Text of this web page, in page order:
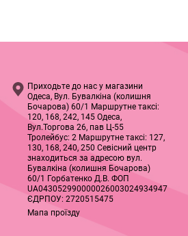
Приходьте до нас у магазини
Одеса, Вул. Бувалкіна (колишня
Бочарова) 60/1 Маршрутне таксі:
120, 168, 242, 145 Одеса,
Вул.Торгова 26, пав Ц-55
Тролейбус: 2 Маршрутне таксі: 127,
130, 168, 240, 250 Севісний центр
знаходиться за адресою вул.
Бувалкіна (колишня Бочарова)
60/1 Горбатенко Д.В. ФОП
UA043052990000026003024934947
ЄДРПОУ: 2720515475
Мапа проїзду